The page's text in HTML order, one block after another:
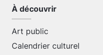
À découvrir
Art public
Calendrier culturel